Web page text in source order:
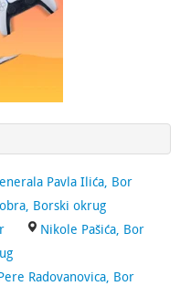
Pavla Ilića, Bor
Borski okrug
Nikole Pašića, Bor
Radovanovica, Bor